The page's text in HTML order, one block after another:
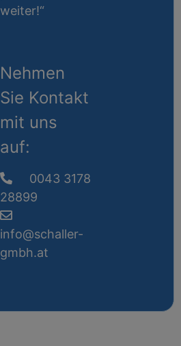
weiter!“
Nehmen
Sie Kontakt
mit uns
auf:
0043 3178
28899
info@schaller-
gmbh.at